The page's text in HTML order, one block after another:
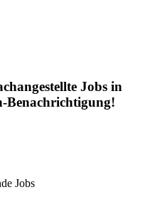
Jobs in
Benachrichtigung!
Jobs